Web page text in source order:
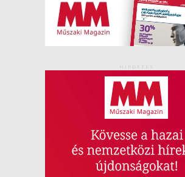
HIRDETÉS